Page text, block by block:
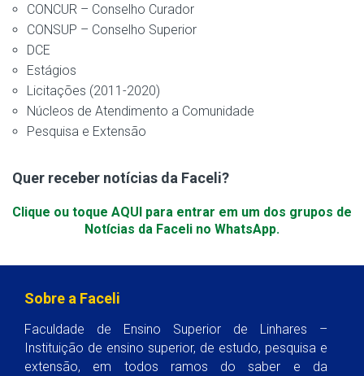
CONCUR – Conselho Curador
CONSUP – Conselho Superior
DCE
Estágios
Licitações (2011-2020)
Núcleos de Atendimento a Comunidade
Pesquisa e Extensão
Quer receber notícias da Faceli?
Clique ou toque AQUI para entrar em um dos grupos de
Notícias da Faceli no WhatsApp.
Sobre a Faceli
Faculdade de Ensino Superior de Linhares –
Instituição de ensino superior, de estudo, pesquisa e
extensão, em todos ramos do saber e da